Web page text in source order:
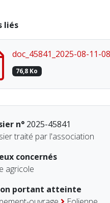
liés
doc_45841_2025-08-11-
76,8 Ko
n°2025-45841
traité par l'association
concernés
agricole
portant atteinte